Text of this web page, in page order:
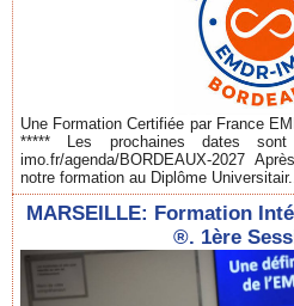
Une Formation Certifiée par France
***** Les prochaines dates sont
imo.fr/agenda/BORDEAUX-2027
notre formation au Diplôme
MARSEILLE: Formation
®. 1ère